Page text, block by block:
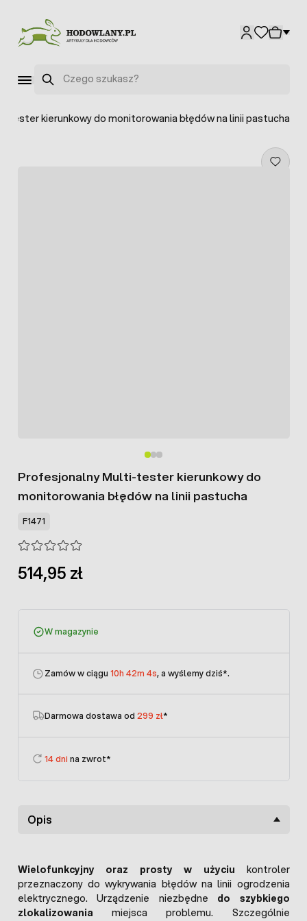
Szukaj
tester kierunkowy do monitorowania błędów na linii pastucha
Profesjonalny Multi-tester kierunkowy do
monitorowania błędów na linii pastucha
F1471
514,95 zł
W magazynie
Zamów w ciągu 10h 42m 4s, a wyślemy dziś*.
Darmowa dostawa od 299 zł*
14 dni na zwrot*
Opis
Wielofunkcyjny oraz prosty w użyciu kontroler
przeznaczony do wykrywania błędów na linii ogrodzenia
elektrycznego. Urządzenie niezbędne do szybkiego
zlokalizowania miejsca problemu. Szczególnie